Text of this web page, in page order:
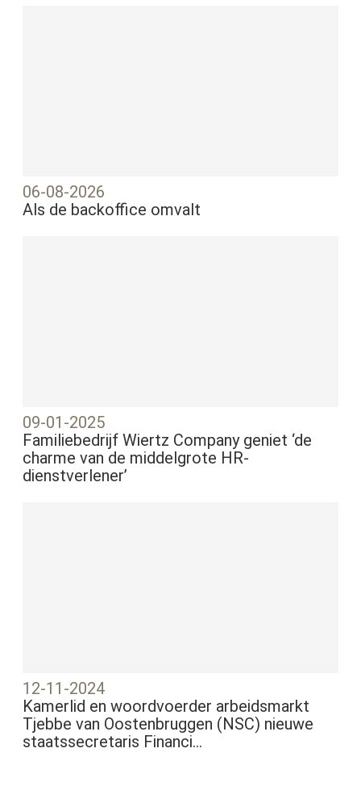
06-08-2026
Als de backoffice omvalt
09-01-2025
Familiebedrijf Wiertz Company geniet ‘de
charme van de middelgrote HR-
dienstverlener’
12-11-2024
Kamerlid en woordvoerder arbeidsmarkt
Tjebbe van Oostenbruggen (NSC) nieuwe
staatssecretaris Financi...